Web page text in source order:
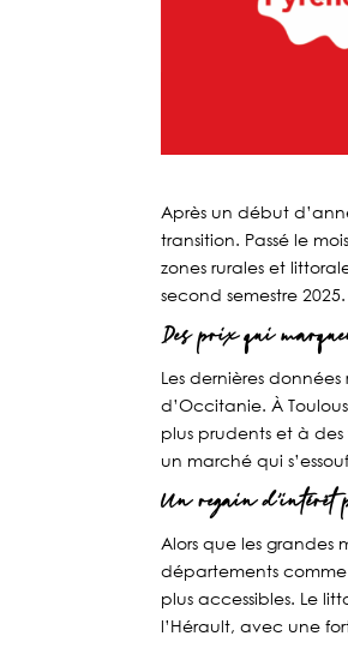
Après un début
transition. Passé le
zones rurales et
second semestre 2025.
Des prix qui
Les dernières
d’Occitanie. À
plus prudents et à
un marché qui
Un regain
Alors que les grandes
départements
plus accessibles. Le
l’Hérault, avec une